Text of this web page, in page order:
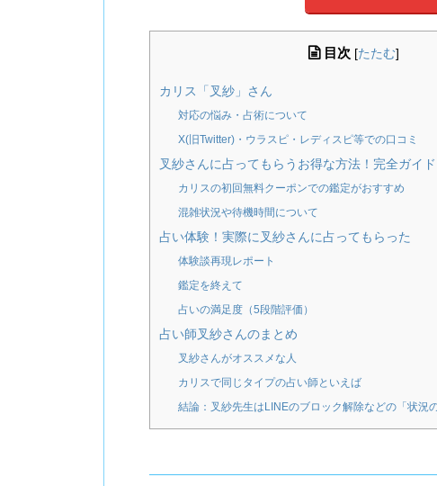
目次 [たたむ]
カリス「叉紗」さん
対応の悩み・占術について
X(旧Twitter)・ウラスピ・レディスピ等での口コミ
叉紗さんに占ってもらうお得な方法！完全ガイド
カリスの初回無料クーポンでの鑑定がおすすめ
混雑状況や待機時間について
占い体験！実際に叉紗さんに占ってもらった
体験談再現レポート
鑑定を終えて
占いの満足度（5段階評価）
占い師叉紗さんのまとめ
叉紗さんがオススメな人
カリスで同じタイプの占い師といえば
結論：叉紗先生はLINEのブロック解除などの「状況